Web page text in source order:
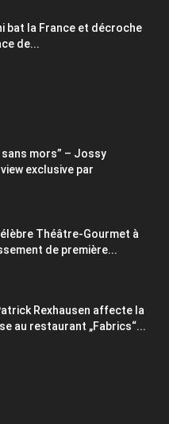
bat la France et décroche
de...
sans mors” – Jossy
exclusive par
Théâtre-Gourmet à
de première...
Rexhausen affecte la
au restaurant „Fabrics“...